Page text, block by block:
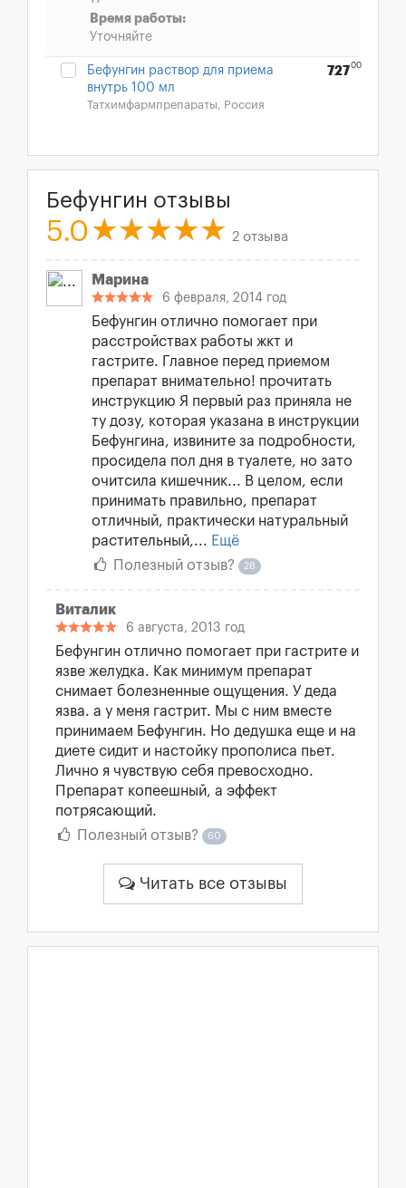
Время работы:
Уточняйте
Бефунгин раствор для приема
внутрь 100 мл
Татхимфармпрепараты, Россия
72700
Бефунгин отзывы
5.0 2 отзыва
Марина
6 февраля, 2014 год
Бефунгин отлично помогает при
расстройствах работы жкт и
гастрите. Главное перед приемом
препарат внимательно! прочитать
инструкцию Я первый раз приняла не
ту дозу, которая указана в инструкции
Бефунгина, извините за подробности,
просидела пол дня в туалете, но зато
очитсила кишечник... В целом, если
принимать правильно, препарат
отличный, практически натуральный
растительный,... Ещё
Полезный отзыв?
28
Виталик
6 августа, 2013 год
Бефунгин отлично помогает при гастрите и
язве желудка. Как минимум препарат
снимает болезненные ощущения. У деда
язва. а у меня гастрит. Мы с ним вместе
принимаем Бефунгин. Но дедушка еще и на
диете сидит и настойку прополиса пьет.
Лично я чувствую себя превосходно.
Препарат копеешный, а эффект
потрясающий.
Полезный отзыв?
60
Читать все отзывы